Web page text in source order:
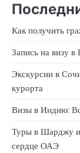
Как получить
Запись на визу
Экскурсии в
курорта
Визы в Индию:
Туры в Шарджу
сердце ОАЭ